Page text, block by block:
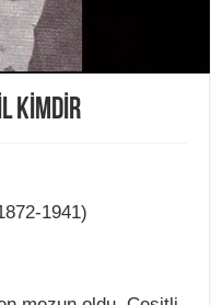
KİMDİR
1941)